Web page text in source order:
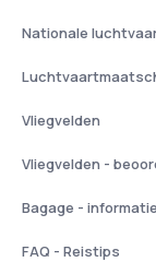
Nationale
Vliegvelden
Vliegvelden -
Bagage - informatie
FAQ - Reistips